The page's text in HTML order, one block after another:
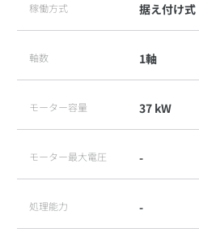
稼働方式 据え付け式
軸数 1軸
モーター容量 37 kW
モーター最大電圧 -
処理能力 -